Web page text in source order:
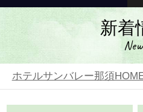
新着
ホテルサンバレー那須